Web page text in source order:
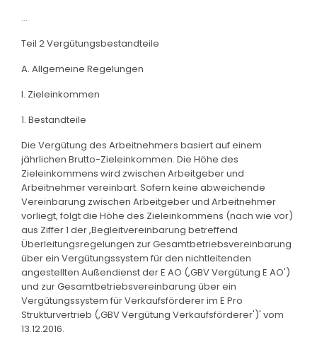
...
Teil 2 Vergütungsbestandteile
A. Allgemeine Regelungen
I. Zieleinkommen
1. Bestandteile
Die Vergütung des Arbeitnehmers basiert auf einem
jährlichen Brutto-Zieleinkommen. Die Höhe des
Zieleinkommens wird zwischen Arbeitgeber und
Arbeitnehmer vereinbart. Sofern keine abweichende
Vereinbarung zwischen Arbeitgeber und Arbeitnehmer
vorliegt, folgt die Höhe des Zieleinkommens (nach wie vor)
aus Ziffer 1 der ,Begleitvereinbarung betreffend
Überleitungsregelungen zur Gesamtbetriebsvereinbarung
über ein Vergütungssystem für den nichtleitenden
angestellten Außendienst der E AO (,GBV Vergütung E AO')
und zur Gesamtbetriebsvereinbarung über ein
Vergütungssystem für Verkaufsförderer im E Pro
Strukturvertrieb (,GBV Vergütung Verkaufsförderer')' vom
13.12.2016.